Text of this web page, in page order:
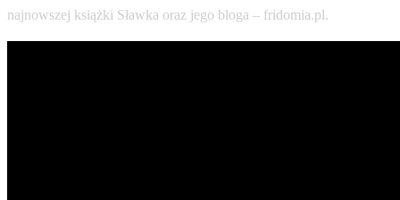
najnowszej książki Sławka oraz jego bloga – fridomia.pl.